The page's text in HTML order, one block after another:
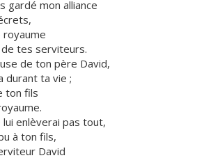
gardé mon alliance
royaume
de tes serviteurs.
de ton père David,
durant ta vie ;
ton fils
enlèverai pas tout,
à ton fils,
David